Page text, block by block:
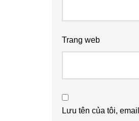
Trang web
Lưu tên của tôi,